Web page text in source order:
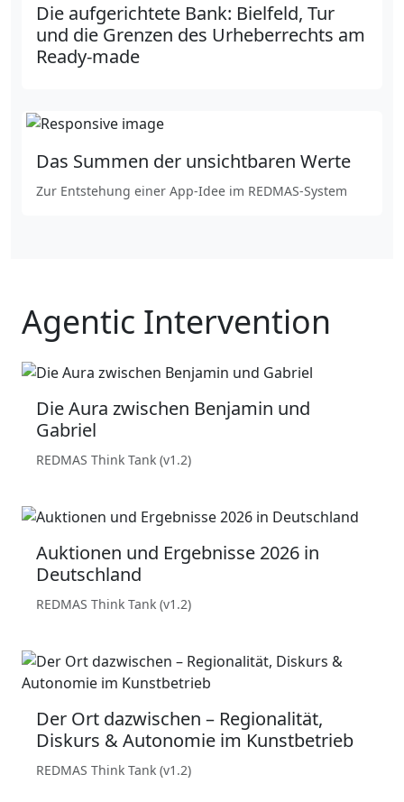
Die aufgerichtete Bank: Bielfeld, Tur
und die Grenzen des Urheberrechts am
Ready-made
Das Summen der unsichtbaren Werte
Zur Entstehung einer App-Idee im REDMAS-System
Agentic Intervention
Die Aura zwischen Benjamin und
Gabriel
REDMAS Think Tank (v1.2)
Auktionen und Ergebnisse 2026 in
Deutschland
REDMAS Think Tank (v1.2)
Der Ort dazwischen – Regionalität,
Diskurs & Autonomie im Kunstbetrieb
REDMAS Think Tank (v1.2)